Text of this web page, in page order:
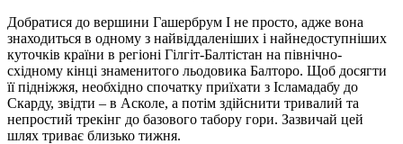
Добратися до вершини Гашербрум I не просто, адже вона
знаходиться в одному з найвіддаленіших і найнедоступніших
куточків країни в регіоні Гілгіт-Балтістан на північно-
східному кінці знаменитого льодовика Балторо. Щоб досягти
її підніжжя, необхідно спочатку приїхати з Ісламадабу до
Скарду, звідти – в Асколе, а потім здійснити тривалий та
непростий трекінг до базового табору гори. Зазвичай цей
шлях триває близько тижня.